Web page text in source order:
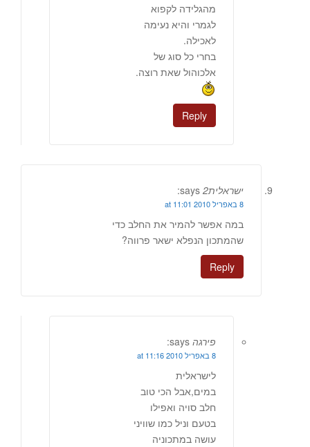
מהגלידה לקפוא
לגמרי והיא נעימה
לאכילה.
בחרי כל סוג של
אלכוהול שאת רוצה.
Reply
ישראלית2 says:
8 באפריל 2010 at 11:01
במה אפשר להמיר את החלב כדי
שהמתכון הנפלא ישאר פרווה?
Reply
פירגה says:
8 באפריל 2010 at 11:16
לישראלית
במים,אבל הכי טוב
חלב סויה ואפילו
בטעם וניל כמו שוויני
עושה במתכוניה